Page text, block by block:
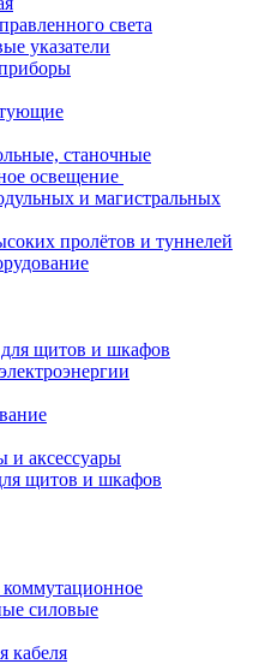
света
указатели
станочные
освещение
и магистральных
пролётов и туннелей
щитов и шкафов
аксессуары
щитов и шкафов
коммутационное
силовые
кабеля